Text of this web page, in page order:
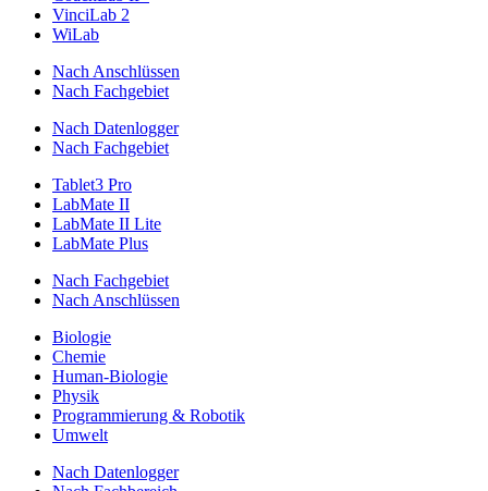
VinciLab 2
WiLab
Nach Anschlüssen
Nach Fachgebiet
Nach Datenlogger
Nach Fachgebiet
Tablet3 Pro
LabMate II
LabMate II Lite
LabMate Plus
Nach Fachgebiet
Nach Anschlüssen
Biologie
Chemie
Human-Biologie
Physik
Programmierung & Robotik
Umwelt
Nach Datenlogger